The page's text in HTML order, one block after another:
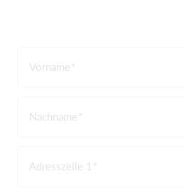
Vorname
Nachname
Adresszeile 1